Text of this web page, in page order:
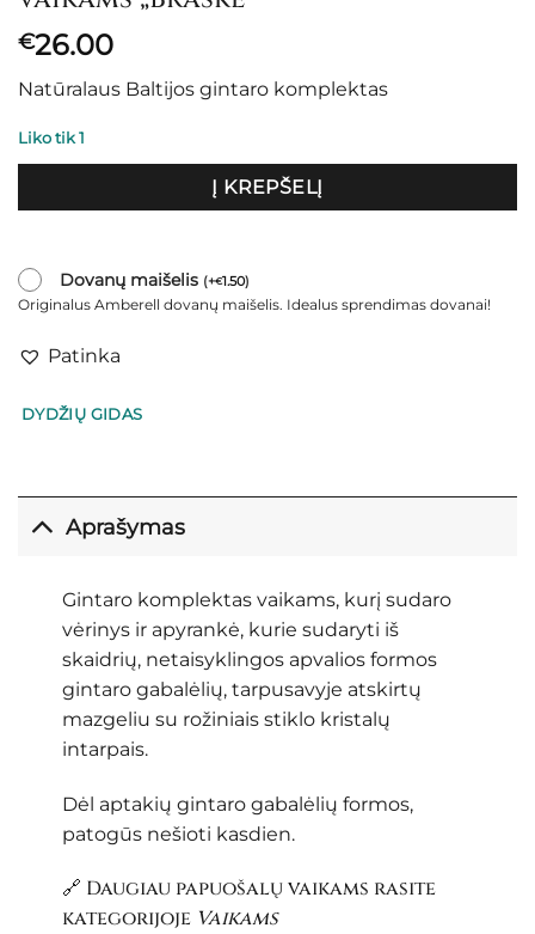
€26.00
Natūralaus Baltijos gintaro komplektas
Liko tik 1
Į KREPŠELĮ
Dovanų maišelis (+€1.50)
Originalus Amberell dovanų maišelis. Idealus sprendimas dovanai!
Patinka
DYDŽIŲ GIDAS
Aprašymas
Gintaro komplektas vaikams, kurį sudaro
vėrinys ir apyrankė, kurie sudaryti iš
skaidrių, netaisyklingos apvalios formos
gintaro gabalėlių, tarpusavyje atskirtų
mazgeliu su rožiniais stiklo kristalų
intarpais.
Dėl aptakių gintaro gabalėlių formos,
patogūs nešioti kasdien.
🔗 Daugiau papuošalų vaikams rasite
kategorijoje Vaikams